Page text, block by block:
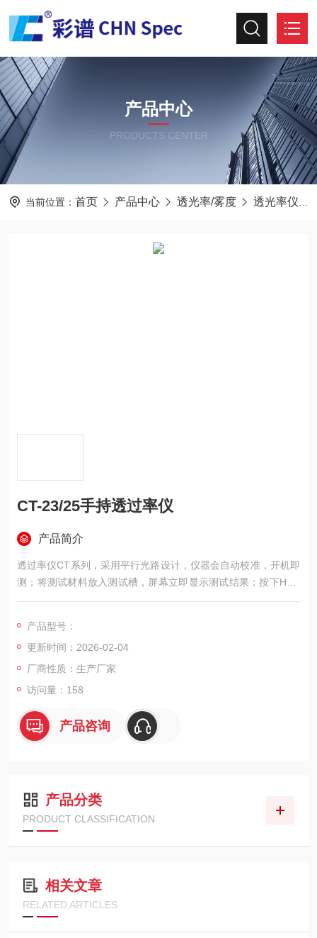
产品中心
PRODUCTS CENTER
当前位置： 首页 产品中心 透光率/雾度 透光率仪
CT-23/25手持透过率仪
产品简介
透过率仪CT系列，采用平行光路设计，仪器会自动校准，开机即
测；将测试材料放入测试槽，屏幕立即显示测试结果；按下HOL
D键即可锁定测试数据；数字显示，可测量紫外光、可见光、红
业。 操作简单，测量快速 可测紫外光/可见光/红外光 13mm的测
试槽口 数字显示，测量范围宽 体积小巧
产品型号：
更新时间：2026-02-04
厂商性质：生产厂家
访问量：158
产品咨询
产品分类
PRODUCT CLASSIFICATION
相关文章
RELATED ARTICLES